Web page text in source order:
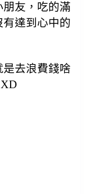
朋友，吃的滿
達到心中的
去浪費錢啥